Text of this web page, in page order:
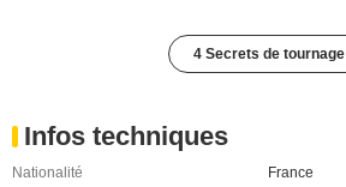
4 Secrets de tournage
Infos techniques
Nationalité
France